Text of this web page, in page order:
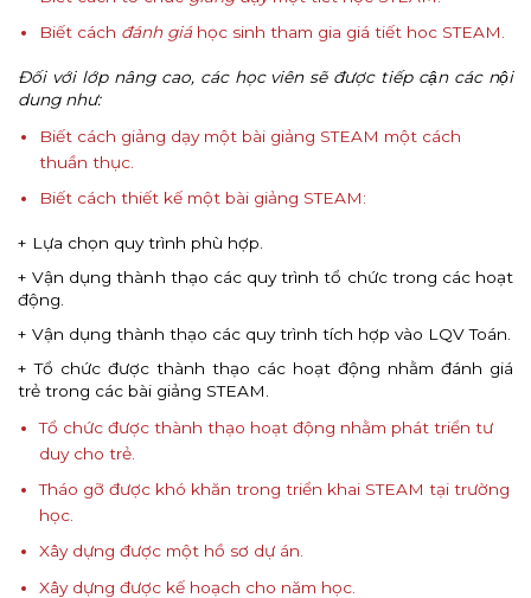
Biết cách đánh giá học sinh tham gia giá tiết hoc STEAM.
Đối với lớp nâng cao, các học viên sẽ được tiếp cận các nội
dung như:
Biết cách giảng dạy một bài giảng STEAM một cách
thuần thục.
Biết cách thiết kế một bài giảng STEAM:
+ Lựa chọn quy trình phù hợp.
+ Vận dụng thành thạo các quy trình tổ chức trong các hoạt
động.
+ Vận dụng thành thạo các quy trình tích hợp vào LQV Toán.
+ Tổ chức được thành thạo các hoạt động nhằm đánh giá
trẻ trong các bài giảng STEAM.
Tổ chức được thành thạo hoạt động nhằm phát triển tư
duy cho trẻ.
Tháo gỡ được khó khăn trong triển khai STEAM tại trường
học.
Xây dựng được một hồ sơ dự án.
Xây dựng được kế hoạch cho năm học.